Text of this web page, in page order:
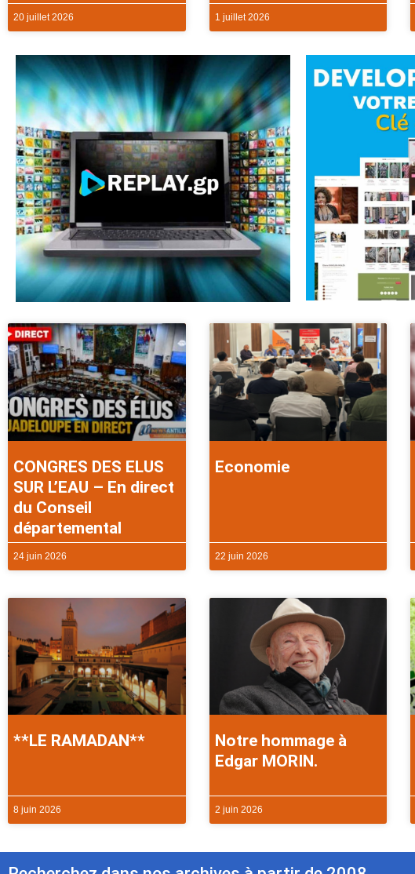
20 juillet 2026 1 juillet 2026
CONGRES DES ELUS
SUR L’EAU – En direct
du Conseil
départemental
24 juin 2026
Economie
22 juin 2026
**LE RAMADAN**
8 juin 2026
Notre hommage à
Edgar MORIN.
2 juin 2026